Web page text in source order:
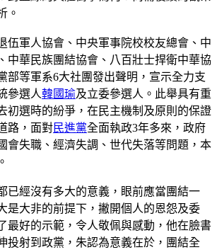
。
伍軍人協會、中央軍事院校校友總會、中
中華民族團結協會、八百壯士捍衛中華協
部等軍系6大社團發出聲明，宣示全力支
參選人韓國瑜及立委參選人。此舉具有重
初選時的紛爭，在民主機制及原則的保證
路，面對民進黨全面執政3年多來，政府
會失職、經濟失調、世代失落等問題，本
已經沒有多大的意義，眼前應當團結一
是大非的前提下，撇開個人的恩怨及委
最好的示範，令人敬佩與感動，他在臉書
投射到政黨，朱認為意義在於，團結全